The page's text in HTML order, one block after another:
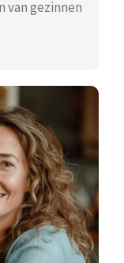
van gezinnen